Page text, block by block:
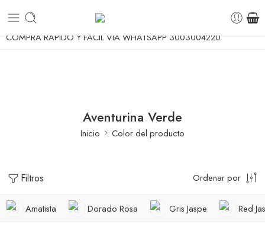
ENVIO GRATUITO A TODA COLOMBIA DESDE
COMPRA RÁPIDO Y FÁCIL VÍA WHATSAPP 3003004220
Aventurina Verde
Inicio Color del producto
Filtros Ordenar por
Amatista Dorado Rosa Gris Jaspe Red